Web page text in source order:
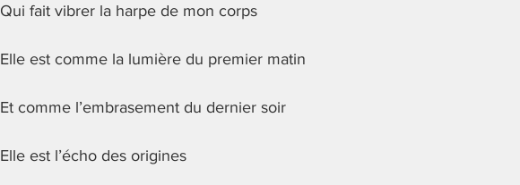
Qui fait vibrer la harpe de mon corps
Elle est comme la lumière du premier matin
Et comme l’embrasement du dernier soir
Elle est l’écho des origines